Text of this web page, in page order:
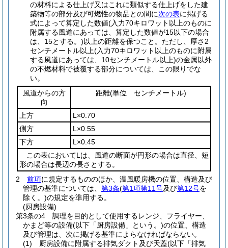
の材料による仕上げ又はこれに類似する仕上げをした建
築物等の部分及び可燃性の物品との間に次の表に掲げる
式によって算定した数値(入力70キロワット以上のものに
附属する風道にあっては、算定した数値が15以下の場合
は、15とする。)以上の距離を保つこと。 ただし、厚さ2
センチメートル以上(入力70キロワット以上のものに附属
する風道にあっては、10センチメートル以上)の金属以外
の不燃材料で被覆する部分については、この限りでな
い。
風道からの方
向
距離(単位 センチメートル)
上方
L×0.70
側方
L×0.55
下方
L×0.45
この表においてLは、風道の断面が円形の場合は直径、短
形の場合は長辺の長さとする。
2
前項に規定するもののほか、温風暖房機の位置、構造及び
管理の基準については、 第3条(第1項第11号及び第12号を
除く。)の規定を準用する。
(厨房設備)
第3条の4
調理を目的として使用するレンジ、フライヤー、
かまど等の設備(以下「厨房設備」という。)の位置、構造
及び管理は、次に掲げる基準によらなければならない。
(1)
厨房設備に附属する排気ダクト及び天蓋(以下「排気